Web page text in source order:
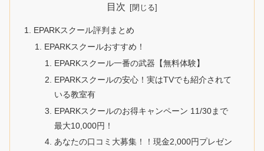
目次
EPARKスクール評判まとめ
EPARKスクールおすすめ！
EPARKスクール一番の武器【無料体験】
EPARKスクールの安心！実はTVでも紹介されて
いる教室有
EPARKスクールのお得キャンペーン 11/30まで
最大10,000円！
あなたの口コミ大募集！！現金2,000円プレゼン